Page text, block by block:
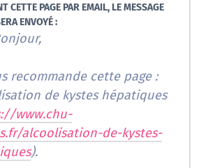
CETTE PAGE PAR EMAIL, LE MESSAGE
ENVOYÉ :
recommande cette page :
de kystes hépatiques
www.chu-
alcoolisation-de-kystes-
).